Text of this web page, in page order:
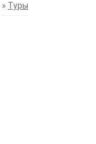
» Туры